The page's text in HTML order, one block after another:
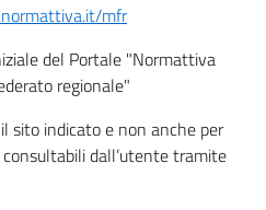
mfr
del Portale "Normattiva
regionale"
sito indicato e non anche per
dall’utente tramite